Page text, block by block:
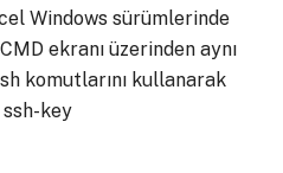
Windows sürümlerinde
ekranı üzerinden aynı
komutlarını kullanarak
key